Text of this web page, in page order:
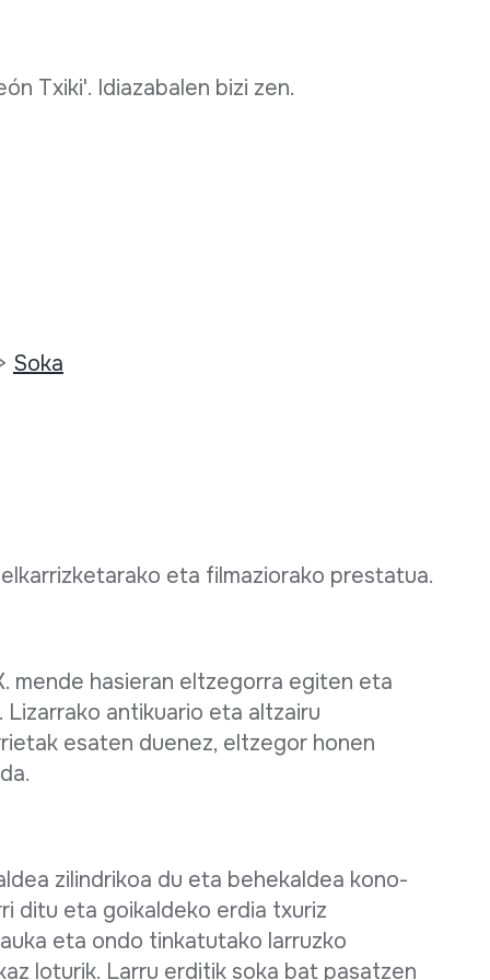
Txiki'. Idiazabalen bizi zen.
Soka
eta filmaziorako prestatua.
mende hasieran eltzegorra egiten eta
antikuario eta altzairu
esaten duenez, eltzegor honen
zilindrikoa du eta behekaldea kono-
ditu eta goikaldeko erdia txuriz
eta ondo tinkatutako larruzko
loturik. Larru erditik soka bat pasatzen